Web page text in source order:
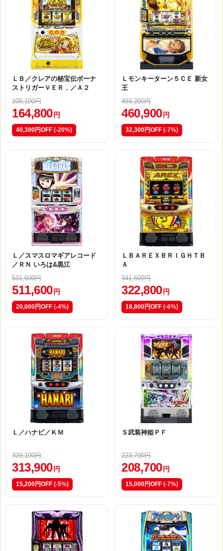
ＬＢ／クレアの秘宝伝ボーナ
ストリガーＶＥＲ．／Ａ２
205,100円
164,800 円
40,300円OFF (-20%)
Ｌモンキーターン５ＣＥ 新女
王
493,200円
460,900 円
32,300円OFF (-7%)
Ｌ／スマスロマギアレコード
／ＲＮ いろは&黒江
531,600円
511,600 円
20,000円OFF (-4%)
ＬＢＡＲＥＸＢＲＩＧＨＴＢ
Ａ
341,600円
322,800 円
18,800円OFF (-6%)
Ｌ／ハナビ／ＫＭ
329,100円
313,900 円
15,200円OFF (-5%)
Ｓ武装神姫ＰＦ
223,700円
208,700 円
15,000円OFF (-7%)